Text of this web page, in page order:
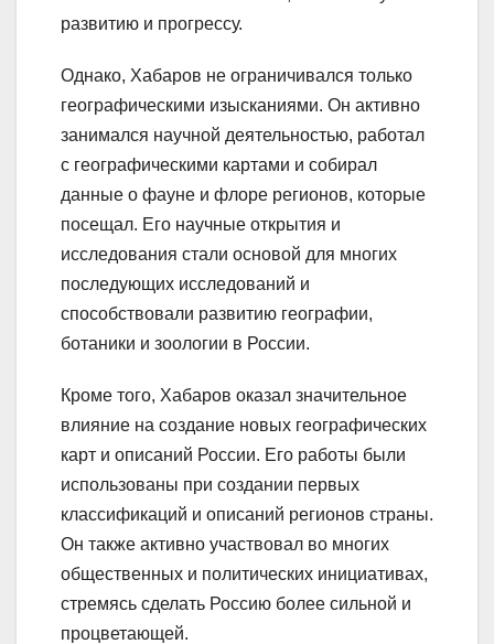
развитию и прогрессу.
Однако, Хабаров не ограничивался только
географическими изысканиями. Он активно
занимался научной деятельностью, работал
с географическими картами и собирал
данные о фауне и флоре регионов, которые
посещал. Его научные открытия и
исследования стали основой для многих
последующих исследований и
способствовали развитию географии,
ботаники и зоологии в России.
Кроме того, Хабаров оказал значительное
влияние на создание новых географических
карт и описаний России. Его работы были
использованы при создании первых
классификаций и описаний регионов страны.
Он также активно участвовал во многих
общественных и политических инициативах,
стремясь сделать Россию более сильной и
процветающей.